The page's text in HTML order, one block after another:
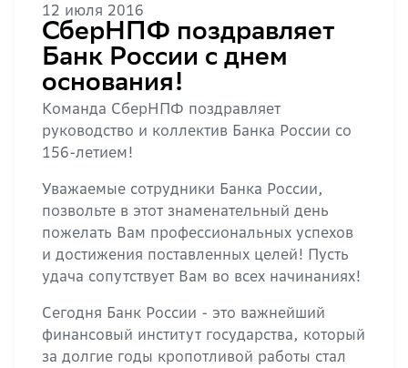
12 июля 2016
СберНПФ поздравляет
Банк России с днем
основания!
Команда СберНПФ поздравляет
руководство и коллектив Банка России со
156-летием!
Уважаемые сотрудники Банка России,
позвольте в этот знаменательный день
пожелать Вам профессиональных успехов
и достижения поставленных целей! Пусть
удача сопутствует Вам во всех начинаниях!
Сегодня Банк России - это важнейший
финансовый институт государства, который
за долгие годы кропотливой работы стал